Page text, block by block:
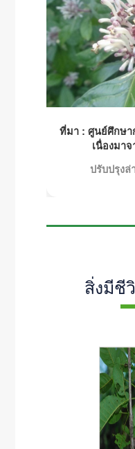
ที่มา : ศูนย์ศึกษ
เนื่องมา
ปรับปรุงล่
สิ่งมีชี